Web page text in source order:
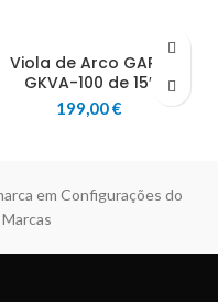
Viola de Arco GARA
GKVA-100 de 15″
199,00€
em Configurações do